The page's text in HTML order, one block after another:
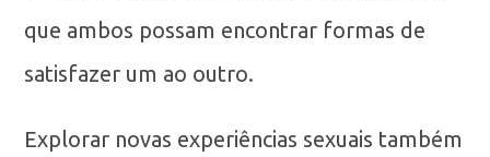
que ambos possam encontrar formas de
satisfazer um ao outro.
Explorar novas experiências sexuais também